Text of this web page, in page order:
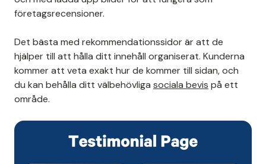
företagsrecensioner.
Det bästa med rekommendationssidor är att de
hjälper till att hålla ditt innehåll organiserat. Kunderna
kommer att veta exakt hur de kommer till sidan, och
du kan behålla ditt välbehövliga sociala bevis på ett
område.